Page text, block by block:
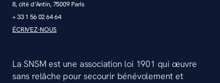
8, cité d’Antin, 75009 Paris
+ 33 1 56 02 64 64
ÉCRIVEZ-NOUS
La SNSM est une association loi 1901 qui œuvre
sans relâche pour secourir bénévolement et